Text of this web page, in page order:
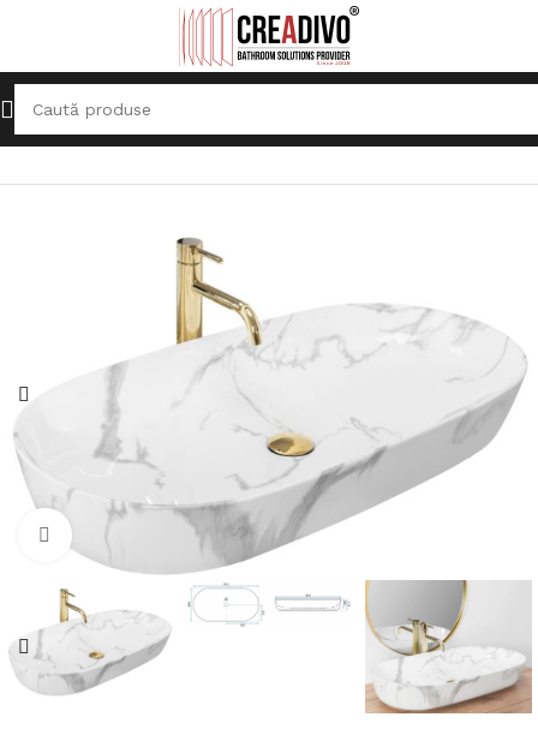
Prima pagină Lavoare Lavoar pe blat
Click pentru a mari